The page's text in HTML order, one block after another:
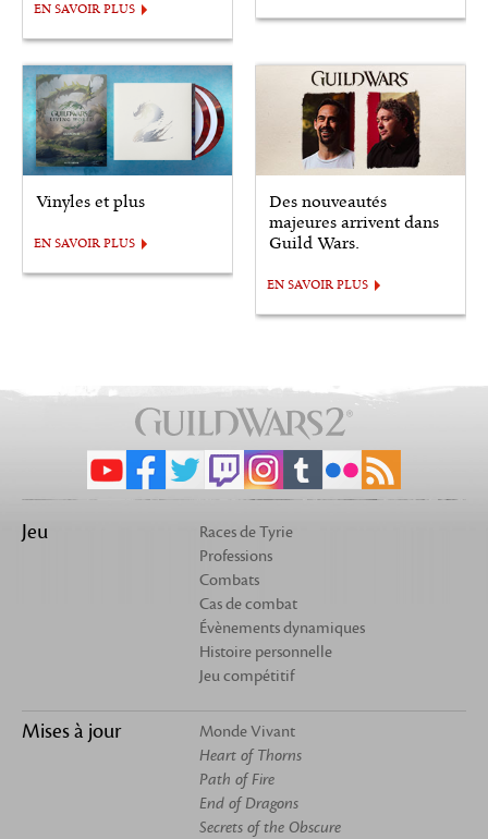
EN SAVOIR PLUS
Vinyles et plus
EN SAVOIR PLUS
Des nouveautés
majeures arrivent dans
Guild Wars.
EN SAVOIR PLUS
Jeu
Races de Tyrie
Professions
Combats
Cas de combat
Évènements dynamiques
Histoire personnelle
Jeu compétitif
Mises à jour
Monde Vivant
Heart of Thorns
Path of Fire
End of Dragons
Secrets of the Obscure